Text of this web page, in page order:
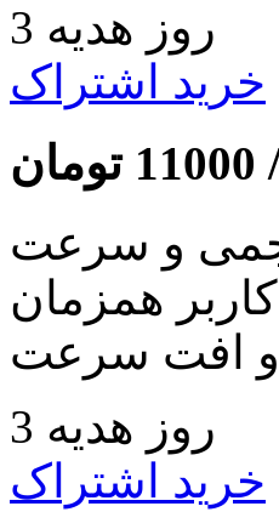
3 روز هدیه
خرید اشتراک
11000 تومان
و سرعت
همزمان
افت سرعت
3 روز هدیه
خرید اشتراک